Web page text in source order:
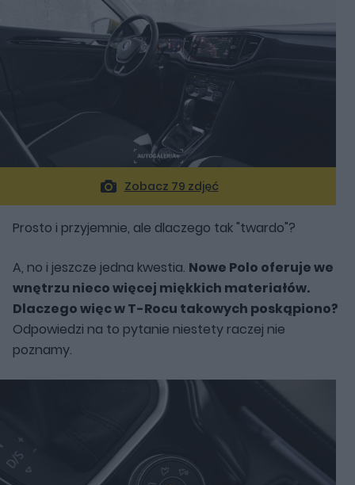
Zobacz 79 zdjęć
Prosto i przyjemnie, ale dlaczego tak "twardo"?
A, no i jeszcze jedna kwestia. Nowe Polo oferuje we
wnętrzu nieco więcej miękkich materiałów.
Dlaczego więc w T-Rocu takowych poskąpiono?
Odpowiedzi na to pytanie niestety raczej nie
poznamy.